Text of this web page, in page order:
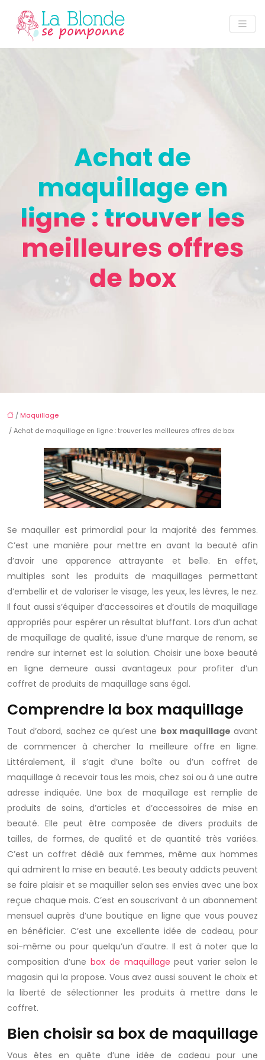
Achat de
maquillage en
ligne : trouver les
meilleures offres
de box
/ Maquillage
/ Achat de maquillage en ligne : trouver les meilleures offres de box
Se maquiller est primordial pour la majorité des femmes.
C’est une manière pour mettre en avant la beauté afin
d’avoir une apparence attrayante et belle. En effet,
multiples sont les produits de maquillages permettant
d’embellir et de valoriser le visage, les yeux, les lèvres, le nez.
Il faut aussi s’équiper d’accessoires et d’outils de maquillage
appropriés pour espérer un résultat bluffant. Lors d’un achat
de maquillage de qualité, issue d’une marque de renom, se
rendre sur internet est la solution. Choisir une boxe beauté
en ligne demeure aussi avantageux pour profiter d’un
coffret de produits de maquillage sans égal.
Comprendre la box maquillage
Tout d’abord, sachez ce qu’est une box maquillage avant
de commencer à chercher la meilleure offre en ligne.
Littéralement, il s’agit d’une boîte ou d’un coffret de
maquillage à recevoir tous les mois, chez soi ou à une autre
adresse indiquée. Une box de maquillage est remplie de
produits de soins, d’articles et d’accessoires de mise en
beauté. Elle peut être composée de divers produits de
tailles, de formes, de qualité et de quantité très variées.
C’est un coffret dédié aux femmes, même aux hommes
qui admirent la mise en beauté. Les beauty addicts peuvent
se faire plaisir et se maquiller selon ses envies avec une box
reçue chaque mois. C’est en souscrivant à un abonnement
mensuel auprès d’une boutique en ligne que vous pouvez
en bénéficier. C’est une excellente idée de cadeau, pour
soi-même ou pour quelqu’un d’autre. Il est à noter que la
composition d’une box de maquillage peut varier selon le
magasin qui la propose. Vous avez aussi souvent le choix et
la liberté de sélectionner les produits à mettre dans le
coffret.
Bien choisir sa box de maquillage
Vous êtes en quête d’une idée de cadeau pour une